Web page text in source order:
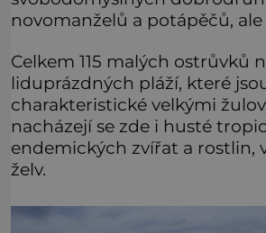
novomanželů a potápěčů,
Celkem 115 malých ostrůvků
liduprázdných pláží, které
charakteristické velkými
nacházejí se zde i husté
endemických zvířat a rostlin,
želv.